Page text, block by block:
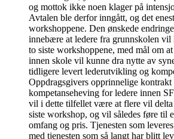
og mottok ikke noen klager på
Avtalen ble derfor inngått, og det
workshoppene. Den ønskede
innebære at ledere fra grunnskolen vil
to siste workshoppene, med mål om
innen skole vil kunne dra nytte av
tidligere levert lederutvikling og
Oppdragsgivers opprinnelige kontrakt
kompetanseheving for ledere innen
vil i dette tilfellet være at flere vil delta
siste workshop, og vil således føre til
omfang og pris. Tjenesten som
med tjenesten som så langt har blitt